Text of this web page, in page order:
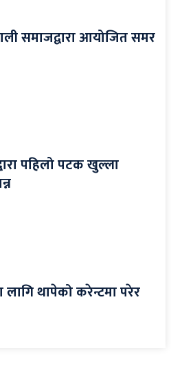
समाजद्वारा आयोजित समर
पहिलो पटक खुल्ला
थापेको करेन्टमा परेर